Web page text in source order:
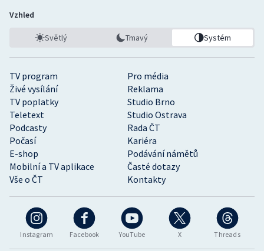
Instagram Facebook YouTube X Threads
TV program
Pro média
Živé vysílání
Reklama
TV poplatky
Studio Brno
Teletext
Studio Ostrava
Podcasty
Rada ČT
Počasí
Kariéra
E-shop
Podávání námětů
Mobilní a TV aplikace
Časté dotazy
Vše o ČT
Kontakty
Vzhled
Světlý Tmavý Systém